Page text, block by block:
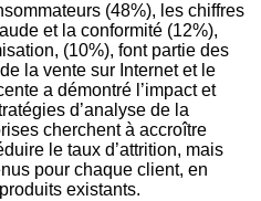
(48%), les chiffres
et la conformité (12%),
(10%), font partie des
la vente sur Internet et le
a démontré l’impact et
d’analyse de la
cherchent à accroître
le taux d’attrition, mais
pour chaque client, en
existants.